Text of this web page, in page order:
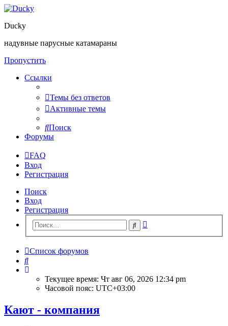
Ducky
надувные парусные катамараны
Пропустить
Ссылки
Темы без ответов
Активные темы
Поиск
Форумы
FAQ
Вход
Регистрация
Поиск
Вход
Регистрация
Поиск
Список форумов
Поиск
Текущее время: Чт авг 06, 2026 12:34 pm
Часовой пояс: UTC+03:00
Кают - компания